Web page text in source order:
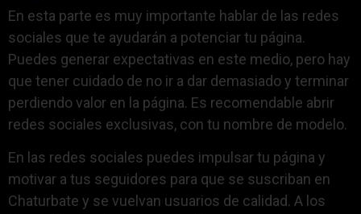
En esta parte es muy importante hablar de las redes
sociales que te ayudarán a potenciar tu página.
Puedes generar expectativas en este medio, pero hay
que tener cuidado de no ir a dar demasiado y terminar
perdiendo valor en la página. Es recomendable abrir
redes sociales exclusivas, con tu nombre de modelo.
En las redes sociales puedes impulsar tu página y
motivar a tus seguidores para que se suscriban en
Chaturbate y se vuelvan usuarios de calidad. A los